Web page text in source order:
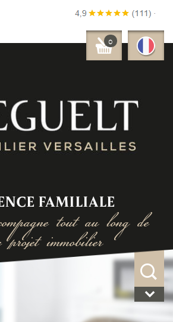
0
FAMILIALE
tout au long de
projet immobilier